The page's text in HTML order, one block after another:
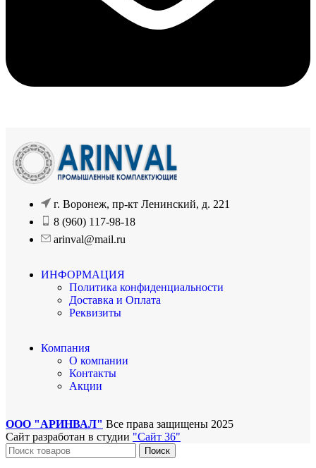
г. Воронеж, пр-кт Ленинский, д. 221
8 (960) 117-98-18
arinval@mail.ru
ИНФОРМАЦИЯ
Политика конфиденциальности
Доставка и Оплата
Реквизиты
Компания
О компании
Контакты
Акции
ООО "АРИНВАЛ" Все права защищены 2025
Сайт разработан в студии "Сайт 36"
Поиск